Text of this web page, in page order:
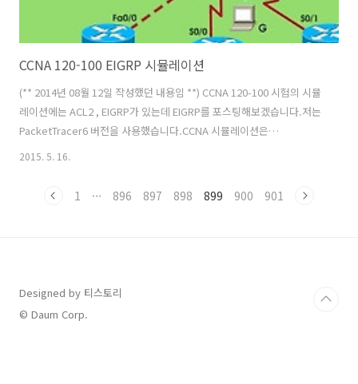
CCNA 120-100 EIGRP 시뮬레이션
(** 2014년 08월 12일 작성했던 내용임 **) CCNA 120-100 시험의 시뮬
레이션에는 ACL2 , EIGRP가 있는데 EIGRP를 포스팅해보겠습니다.​저는
PacketTracer6 버전을 사용했습니다.CCNA 시뮬레이션은
http://www.9tut.com/ 여기에 자세히 나와있습니다.EIGRP 연습파일
http://www.9tut.com/download/
2015. 5. 16.
1 ··· 896 897 898 899 900 901
Designed by 티스토리
© Daum Corp.